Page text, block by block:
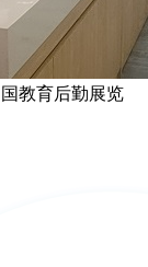
教育后勤展览